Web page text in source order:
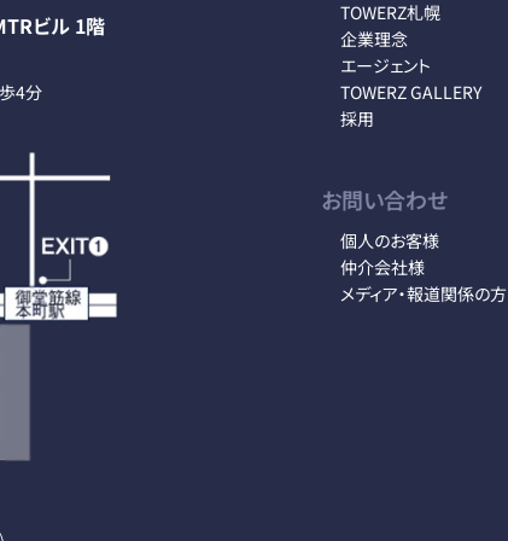
ビル 1階
4分
TOWERZ札幌
企業理念
エージェント
TOWERZ GALLERY
採用
お問い合わせ
個人のお客様
仲介会社様
メディア・報道関係の方